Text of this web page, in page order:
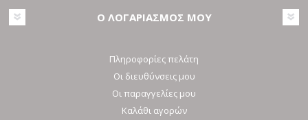
Ο ΛΟΓΑΡΙΑΣΜΟΣ ΜΟΥ
Πληροφορίες πελάτη
Οι διευθύνσεις μου
Οι παραγγελίες μου
Καλάθι αγορών